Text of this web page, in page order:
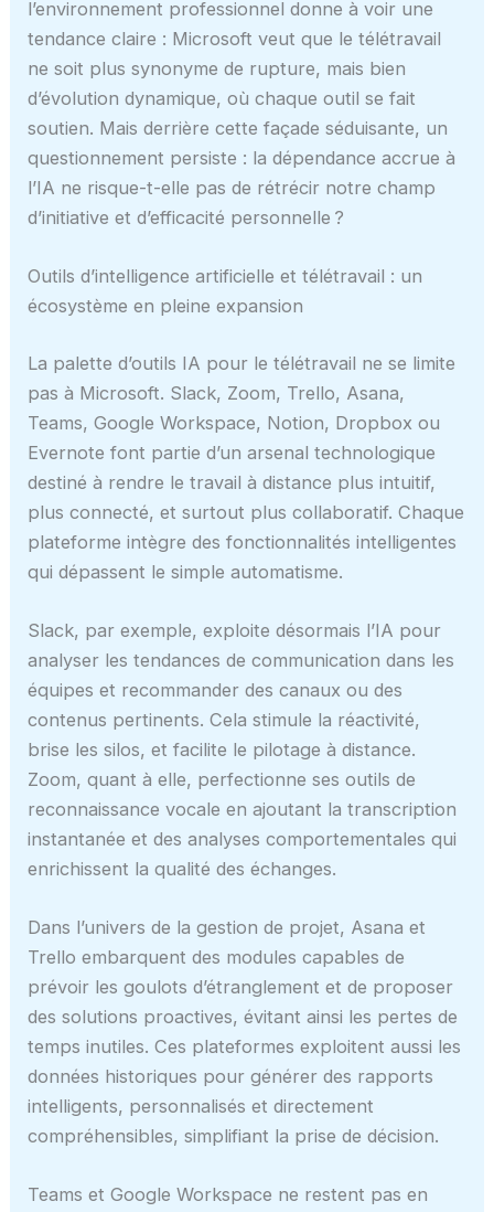
l’environnement professionnel donne à voir une
tendance claire : Microsoft veut que le télétravail
ne soit plus synonyme de rupture, mais bien
d’évolution dynamique, où chaque outil se fait
soutien. Mais derrière cette façade séduisante, un
questionnement persiste : la dépendance accrue à
l’IA ne risque-t-elle pas de rétrécir notre champ
d’initiative et d’efficacité personnelle ?
Outils d’intelligence artificielle et télétravail : un
écosystème en pleine expansion
La palette d’outils IA pour le télétravail ne se limite
pas à Microsoft. Slack, Zoom, Trello, Asana,
Teams, Google Workspace, Notion, Dropbox ou
Evernote font partie d’un arsenal technologique
destiné à rendre le travail à distance plus intuitif,
plus connecté, et surtout plus collaboratif. Chaque
plateforme intègre des fonctionnalités intelligentes
qui dépassent le simple automatisme.
Slack, par exemple, exploite désormais l’IA pour
analyser les tendances de communication dans les
équipes et recommander des canaux ou des
contenus pertinents. Cela stimule la réactivité,
brise les silos, et facilite le pilotage à distance.
Zoom, quant à elle, perfectionne ses outils de
reconnaissance vocale en ajoutant la transcription
instantanée et des analyses comportementales qui
enrichissent la qualité des échanges.
Dans l’univers de la gestion de projet, Asana et
Trello embarquent des modules capables de
prévoir les goulots d’étranglement et de proposer
des solutions proactives, évitant ainsi les pertes de
temps inutiles. Ces plateformes exploitent aussi les
données historiques pour générer des rapports
intelligents, personnalisés et directement
compréhensibles, simplifiant la prise de décision.
Teams et Google Workspace ne restent pas en